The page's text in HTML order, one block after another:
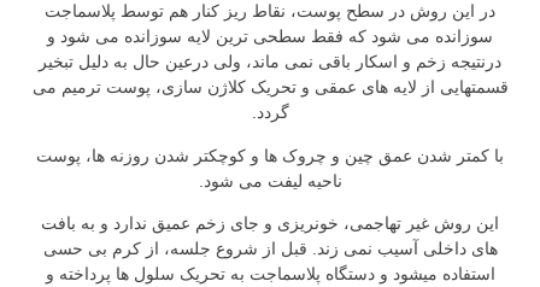
در این روش در سطح پوست، نقاط ریز کنار هم توسط پلاسماجت
سوزانده می شود که فقط سطحی ترین لایه سوزانده می شود و
درنتیجه زخم و اسکار باقی نمی ماند، ولی درعین حال به دلیل تبخیر
قسمتهایی از لایه های عمقی و تحریک کلاژن سازی، پوست ترمیم می
گردد.
با کمتر شدن عمق چین و چروک ها و کوچکتر شدن روزنه ها، پوست
ناحیه لیفت می شود.
این روش غیر تهاجمی، خونریزی و جای زخم عمیق ندارد و به بافت
های داخلی آسیب نمی زند. قبل از شروع جلسه، از کرم بی حسی
استفاده میشود و دستگاه پلاسماجت به تحریک سلول ها پرداخته و